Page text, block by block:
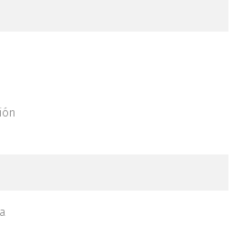
infantil
Bases anatomo-patológicas de su
calcáneo-plantar en la patogenia y
Fonollá